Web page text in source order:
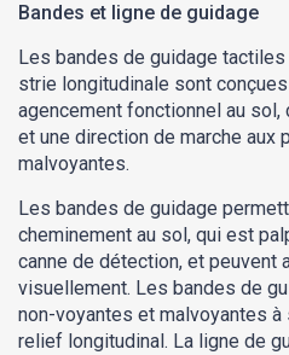
Bandes et ligne de guidage
Les bandes de guidage
strie longitudinale sont
agencement fonctionnel au
et une direction de marche aux
malvoyantes.
Les bandes de guidage
cheminement au sol, qui est
canne de détection, et peuvent
visuellement. Les bandes de
non-voyantes et malvoyantes à
relief longitudinal. La ligne de